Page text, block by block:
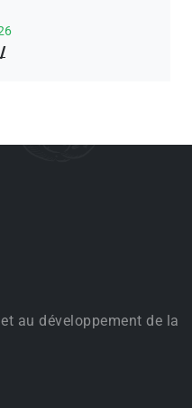
au développement de la